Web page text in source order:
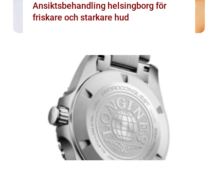
Ansiktsbehandling helsingborg för
friskare och starkare hud